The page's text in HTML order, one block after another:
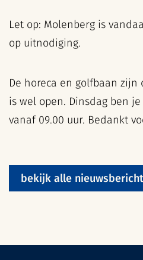
Let op: Molenberg is
op uitnodiging.
De horeca en golfbaan
is wel open. Dinsdag ben
vanaf 09.00 uur. Bedankt
bekijk alle